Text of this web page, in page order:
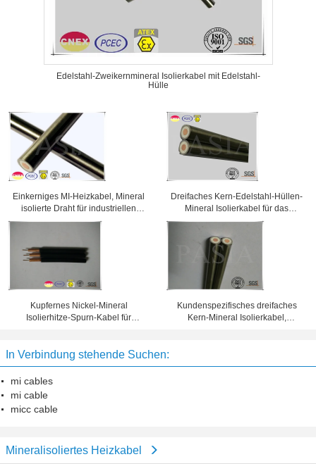
Edelstahl-Zweikernmineral Isolierkabel mit Edelstahl-
Hülle
Einkerniges MI-Heizkabel, Mineral
isolierte Draht für industriellen
Gebrauch
Dreifaches Kern-Edelstahl-Hüllen-
Mineral Isolierkabel für das
Zivilschnee-Schmelzen
Kupfernes Nickel-Mineral
Isolierhitze-Spurn-Kabel für
Kundenspezifisches dreifaches
Kern-Mineral Isolierkabel,
In Verbindung stehende Suchen:
mi cables
mi cable
micc cable
Mineralisoliertes Heizkabel